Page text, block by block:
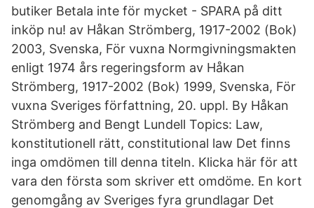
butiker Betala inte för mycket - SPARA på ditt
inköp nu! av Håkan Strömberg, 1917-2002 (Bok)
2003, Svenska, För vuxna Normgivningsmakten
enligt 1974 års regeringsform av Håkan
Strömberg, 1917-2002 (Bok) 1999, Svenska, För
vuxna Sveriges författning, 20. uppl. By Håkan
Strömberg and Bengt Lundell Topics: Law,
konstitutionell rätt, constitutional law Det finns
inga omdömen till denna titeln. Klicka här för att
vara den första som skriver ett omdöme. En kort
genomgång av Sveriges fyra grundlagar Det